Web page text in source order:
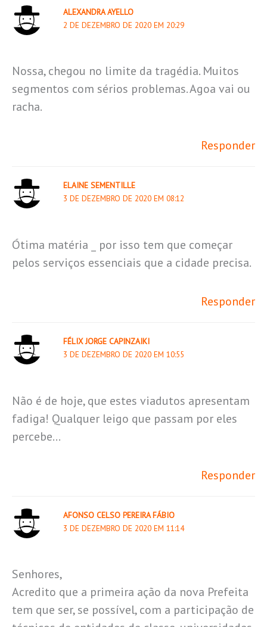
ALEXANDRA AYELLO
2 DE DEZEMBRO DE 2020 EM 20:29
Nossa, chegou no limite da tragédia. Muitos
segmentos com sérios problemas. Agoa vai ou
racha.
Responder
ELAINE SEMENTILLE
3 DE DEZEMBRO DE 2020 EM 08:12
Ótima matéria _ por isso tem que começar
pelos serviços essenciais que a cidade precisa.
Responder
FÉLIX JORGE CAPINZAIKI
3 DE DEZEMBRO DE 2020 EM 10:55
Não é de hoje, que estes viadutos apresentam
fadiga! Qualquer leigo que passam por eles
percebe…
Responder
AFONSO CELSO PEREIRA FÁBIO
3 DE DEZEMBRO DE 2020 EM 11:14
Senhores,
Acredito que a primeira ação da nova Prefeita
tem que ser, se possível, com a participação de